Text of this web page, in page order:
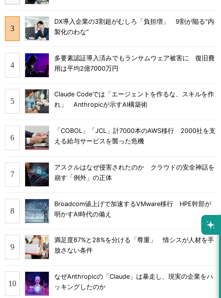
DX導入企業の3割超がむしろ「負担増」 9割が陥る“内
製化のわな”
多要素認証導入済みでもランサムウェア被害に 復旧費
用は平均2億7000万円
Claude Codeでは「エージェントを作るな、スキルを作
れ」 Anthropicが示すAI構築術
「COBOL」「JCL」計7000本のAWS移行 2000社を支
える給与サービスを襲った危機
アスクルはなぜ侵害されたのか クラウドの安全神話を
崩す「例外」の正体
Broadcom値上げで加速するVMware移行 HPE幹部が
明かすAI時代の備え
満足度87%と28%を分ける「尊重」 情シスが人材を手
放さない条件
なぜAnthropicの「Claude」は暴走し、現実の企業をハ
ッキングしたのか